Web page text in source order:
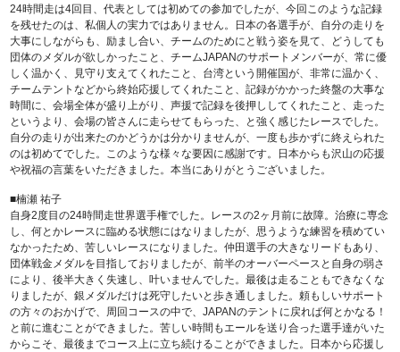
24時間走は4回目、代表としては初めての参加でしたが、今回このような記録
を残せたのは、私個人の実力ではありません。日本の各選手が、自分の走りを
大事にしながらも、励まし合い、チームのためにと戦う姿を見て、どうしても
団体のメダルが欲しかったこと、チームJAPANのサポートメンバーが、常に優
しく温かく、見守り支えてくれたこと、台湾という開催国が、非常に温かく、
チームテントなどから終始応援してくれたこと、記録がかかった終盤の大事な
時間に、会場全体が盛り上がり、声援で記録を後押ししてくれたこと、走った
というより、会場の皆さんに走らせてもらった、と強く感じたレースでした。
自分の走りが出来たのかどうかは分かりませんが、一度も歩かずに終えられた
のは初めてでした。このような様々な要因に感謝です。日本からも沢山の応援
や祝福の言葉をいただきました。本当にありがとうございました。
■楠瀬 祐子
自身2度目の24時間走世界選手権でした。レースの2ヶ月前に故障。治療に専念
し、何とかレースに臨める状態にはなりましたが、思うような練習を積めてい
なかったため、苦しいレースになりました。仲田選手の大きなリードもあり、
団体戦金メダルを目指しておりましたが、前半のオーバーペースと自身の弱さ
により、後半大きく失速し、叶いませんでした。最後は走ることもできなくな
りましたが、銀メダルだけは死守したいと歩き通しました。頼もしいサポート
の方々のおかげで、周回コースの中で、JAPANのテントに戻れば何とかなる！
と前に進むことができました。苦しい時間もエールを送り合った選手達がいた
からこそ、最後までコース上に立ち続けることができました。日本から応援し